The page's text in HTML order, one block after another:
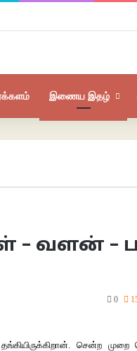
இணைய இதழ்
– வளன் –
0
சென்ற முறை